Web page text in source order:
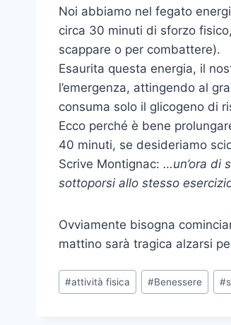
Noi abbiamo nel fegato
circa 30 minuti di sforzo
scappare o per combattere).
Esaurita questa energia, il
l’emergenza, attingendo al
consuma solo il glicogeno di
Ecco perché è bene
40 minuti, se desideriamo
Scrive Montignac: …un’ora di
sottoporsi allo stesso
Ovviamente bisogna
mattino sarà tragica alzarsi
Tag
articolo:
#attività fisica #Benessere #